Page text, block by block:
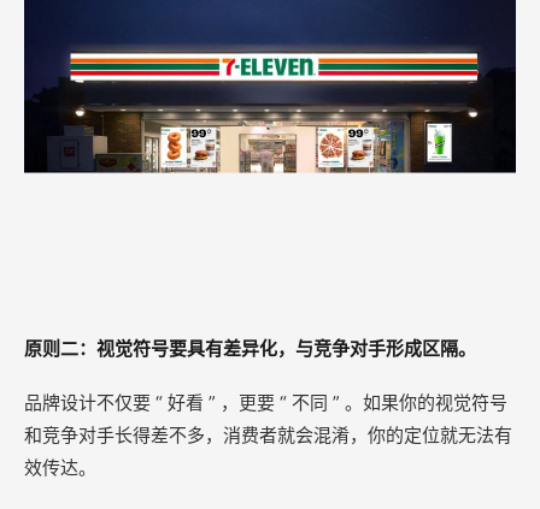
原则二：视觉符号要具有差异化，与竞争对手形成区隔。
品牌设计不仅要 “ 好看 ” ，更要 “ 不同 ” 。如果你的视觉符号
和竞争对手长得差不多，消费者就会混淆，你的定位就无法有
效传达。